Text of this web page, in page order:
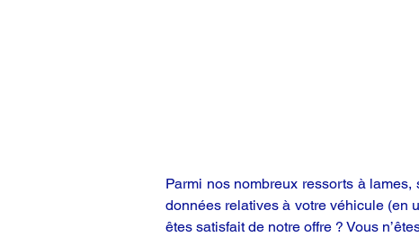
Parmi nos nombreux ressorts à
données relatives à votre véhicule (en
êtes satisfait de notre offre ? Vous